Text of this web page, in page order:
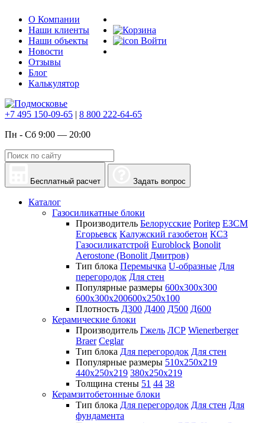
О Компании
Наши клиенты
Наши объекты
Новости
Отзывы
Блог
Калькулятор
Войти
+7 495 150-09-65 | 8 800 222-64-65
Пн - Сб 9:00 — 20:00
Бесплатный расчет Задать вопрос
Каталог
Газосиликатные блоки
Производитель Белорусские Poritep ЕЗСМ
Егорьевск Калужский газобетон КСЗ
Газосиликатстрой Euroblock Bonolit
Aerostone (Bonolit Дмитров)
Тип блока Перемычка U-образные Для
перегородок Для стен
Популярные размеры 600х300х300
600х300х200600х250х100
Плотность Д300 Д400 Д500 Д600
Керамические блоки
Производитель Гжель ЛСР Wienerberger
Braer Ceglar
Тип блока Для перегородок Для стен
Популярные размеры 510х250х219
440х250х219 380х250х219
Толщина стены 51 44 38
Керамзитобетонные блоки
Тип блока Для перегородок Для стен Для
фундамента